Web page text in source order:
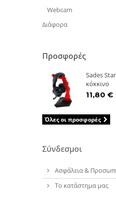
Webcam
Διάφορα
Προσφορές
Sades
κόκκινο
11,80 €
Όλες οι προσφορές
Σύνδεσμοι
Ασφάλεια &
Το κατάστημα μας